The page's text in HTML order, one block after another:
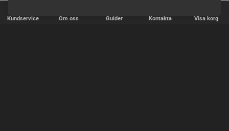
Kundservice Om oss Guider Kontakta Visa korg